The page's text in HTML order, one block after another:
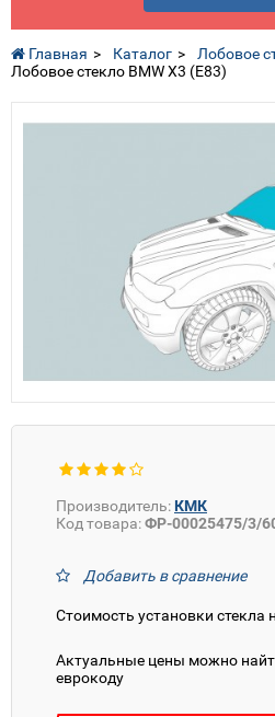
Главная Каталог
Лобовое
Лобовое стекло BMW X3 (E83)
Производитель: КМК
Код товара:ФР-00025475/3/
Добавить в сравнение
Стоимость установки стекла
Актуальные цены можно
еврокоду